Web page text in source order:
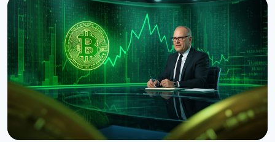
НОВИНА
Bitcoin показує death cross попри стрибок до $65
300 на даних США
8 серпня 2026 р.5 хв читання